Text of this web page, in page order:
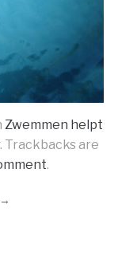
Zwemmen helpt
. Trackbacks are
.